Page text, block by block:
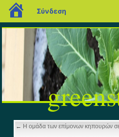
← Η ομάδα των επίμονων κηπουρών
blogs.sch.gr
Σύνδεση